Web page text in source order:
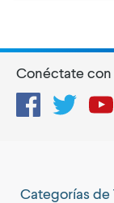
Categorías de
Conéctate
FacebookTwitter